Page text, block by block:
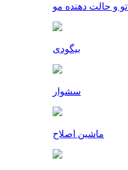
اتو و حالت دهنده مو
بیگودی
سشوار
ماشین اصلاح